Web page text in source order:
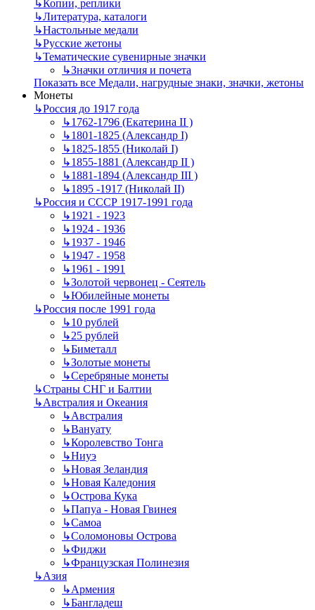
↳Копии, реплики
↳Литература, каталоги
↳Настольные медали
↳Русские жетоны
↳Тематические сувенирные значки
↳Значки отличия и почета
Показать все Медали, нагрудные знаки, значки, жетоны
Монеты
↳Россия до 1917 года
↳1762-1796 (Екатерина II )
↳1801-1825 (Александр I)
↳1825-1855 (Николай I)
↳1855-1881 (Александр II )
↳1881-1894 (Александр III )
↳1895 -1917 (Николай II)
↳Россия и СССР 1917-1991 года
↳1921 - 1923
↳1924 - 1936
↳1937 - 1946
↳1947 - 1958
↳1961 - 1991
↳Золотой червонец - Сеятель
↳Юбилейные монеты
↳Россия после 1991 года
↳10 рублей
↳25 рублей
↳Биметалл
↳Золотые монеты
↳Серебряные монеты
↳Страны СНГ и Балтии
↳Австралия и Океания
↳Австралия
↳Вануату
↳Королевство Тонга
↳Ниуэ
↳Новая Зеландия
↳Новая Каледония
↳Острова Кука
↳Папуа - Новая Гвинея
↳Самоа
↳Соломоновы Острова
↳Фиджи
↳Французская Полинезия
↳Азия
↳Армения
↳Бангладеш